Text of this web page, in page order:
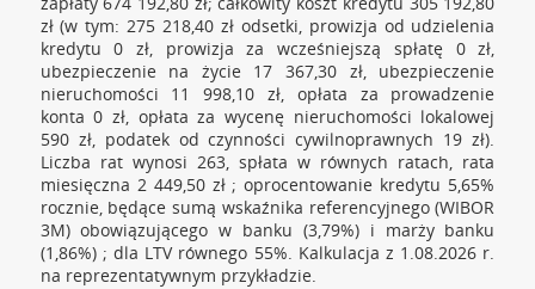
zł (w tym: 275 218,40 zł odsetki, prowizja od udzielenia
kredytu 0 zł, prowizja za wcześniejszą spłatę 0 zł,
ubezpieczenie na życie 17 367,30 zł, ubezpieczenie
nieruchomości 11 998,10 zł, opłata za prowadzenie
konta 0 zł, opłata za wycenę nieruchomości lokalowej
590 zł, podatek od czynności cywilnoprawnych 19 zł).
Liczba rat wynosi 263, spłata w równych ratach, rata
miesięczna 2 449,50 zł ; oprocentowanie kredytu 5,65%
rocznie, będące sumą wskaźnika referencyjnego (WIBOR
3M) obowiązującego w banku (3,79%) i marży banku
(1,86%) ; dla LTV równego 55%. Kalkulacja z 1.08.2026 r.
na reprezentatywnym przykładzie.